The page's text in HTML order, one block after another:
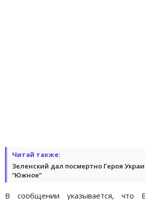
Читай также:
Зеленский дал посмертно Героя
“Южное“
В сообщении указывается, что